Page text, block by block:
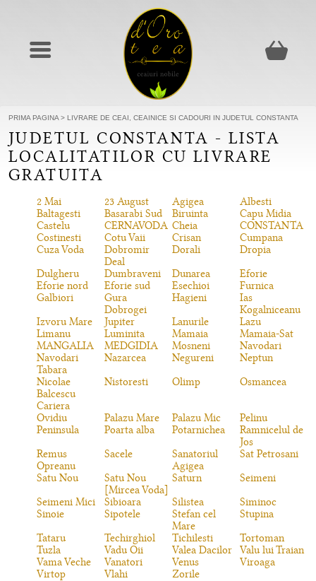
PRIMA PAGINA > LIVRARE DE CEAI, CEAINICE SI CADOURI IN JUDETUL CONSTANTA
JUDETUL CONSTANTA - LISTA
LOCALITATILOR CU LIVRARE
GRATUITA
2 Mai 23 August Agigea
Albesti
Baltagesti
Basarabi Sud Biruinta
Capu Midia
Castelu
CERNAVODA Cheia
CONSTANTA
Costinesti
Cotu Vaii Crisan
Cumpana
Cuza Voda
Dobromir
Deal
Dorali
Dropia
Dulgheru
Dumbraveni Dunarea
Eforie
Eforie nord
Eforie sud Esechioi
Furnica
Galbiori
Gura
Dobrogei
Hagieni
Ias
Kogalniceanu
Izvoru Mare
Jupiter Lanurile
Lazu
Limanu
Luminita Mamaia
Mamaia-Sat
MANGALIA
MEDGIDIA Mosneni
Navodari
Navodari
Tabara
Nazarcea Negureni
Neptun
Nicolae
Balcescu
Cariera
Nistoresti Olimp Osmancea
Ovidiu Palazu Mare Palazu Mic
Pelinu
Peninsula
Poarta alba Potarnichea
Ramnicelul de
Jos
Remus
Opreanu
Sacele
Sanatoriul
Agigea
Sat Petrosani
Satu Nou
Satu Nou
[Mircea Voda]
Saturn
Seimeni
Seimeni Mici
Sibioara Silistea
Siminoc
Sinoie
Sipotele
Stefan cel
Mare
Stupina
Tataru
Techirghiol Tichilesti
Tortoman
Tuzla
Vadu Oii Valea Dacilor
Valu lui Traian
Vama Veche
Vanatori Venus
Viroaga
Virtop
Vlahi Zorile